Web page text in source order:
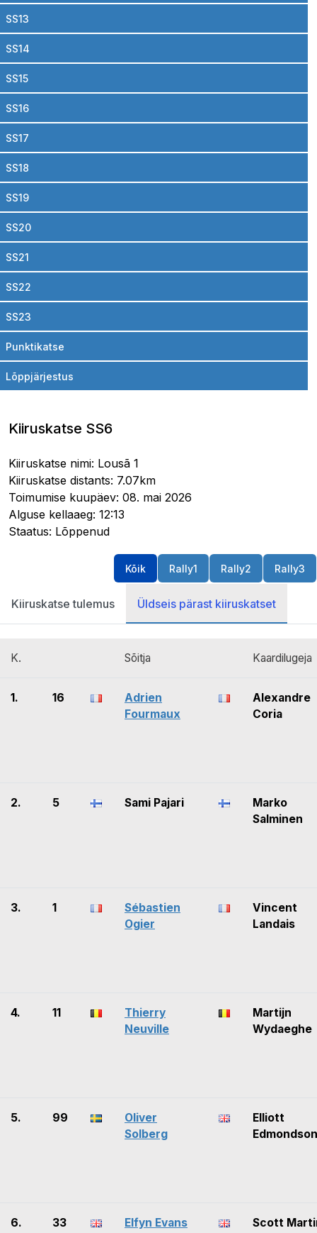
SS13
SS14
SS15
SS16
SS17
SS18
SS19
SS20
SS21
SS22
SS23
Punktikatse
Lõppjärjestus
Kiiruskatse SS6
Kiiruskatse nimi: Lousã 1
Kiiruskatse distants: 7.07km
Toimumise kuupäev: 08. mai 2026
Alguse kellaaeg: 12:13
Staatus: Lõppenud
Kõik Rally1 Rally2 Rally3
Kiiruskatse tulemus Üldseis pärast kiiruskatset
K. Sõitja Kaardilugeja
1. 16
Adrien
Fourmaux
Alexandre
Coria
2. 5 Sami Pajari
Marko
Salminen
3. 1
Sébastien
Ogier
Vincent
Landais
4. 11
Thierry
Neuville
Martijn
Wydaeghe
5. 99
Oliver
Solberg
Elliott
Edmondson
6. 33 Elfyn Evans Scott